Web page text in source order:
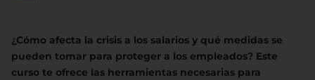
¿Cómo afecta la crisis a los salarios y qué medidas se
pueden tomar para proteger a los empleados? Este
curso te ofrece las herramientas necesarias para